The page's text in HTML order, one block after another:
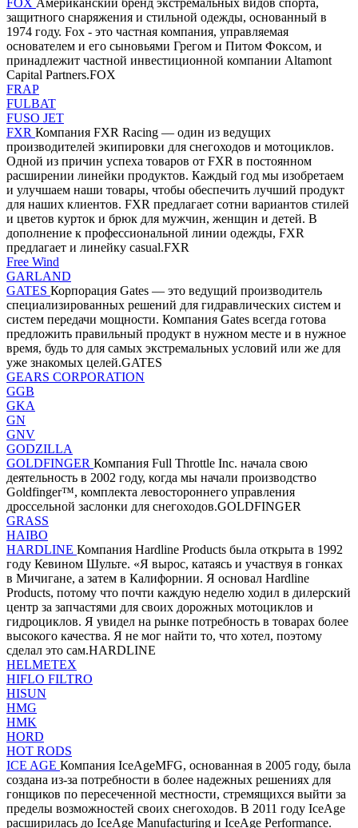
защитного снаряжения и стильной одежды, основанный в
1974 году. Fox - это частная компания, управляемая
основателем и его сыновьями Грегом и Питом Фоксом, и
принадлежит частной инвестиционной компании Altamont
Capital Partners.FOX
FRAP
FULBAT
FUSO JET
FXR Компания FXR Racing — один из ведущих
производителей экипировки для снегоходов и мотоциклов.
Одной из причин успеха товаров от FXR в постоянном
расширении линейки продуктов. Каждый год мы изобретаем
и улучшаем наши товары, чтобы обеспечить лучший продукт
для наших клиентов. FXR предлагает сотни вариантов стилей
и цветов курток и брюк для мужчин, женщин и детей. В
дополнение к профессиональной линии одежды, FXR
предлагает и линейку casual.FXR
Free Wind
GARLAND
GATES Корпорация Gates — это ведущий производитель
специализированных решений для гидравлических систем и
систем передачи мощности. Компания Gates всегда готова
предложить правильный продукт в нужном месте и в нужное
время, будь то для самых экстремальных условий или же для
уже знакомых целей.GATES
GEARS CORPORATION
GGB
GKA
GN
GNV
GODZILLA
GOLDFINGER Компания Full Throttle Inc. начала свою
деятельность в 2002 году, когда мы начали производство
Goldfinger™, комплекта левостороннего управления
дроссельной заслонки для снегоходов.GOLDFINGER
GRASS
HAIBO
HARDLINE Компания Hardline Products была открыта в 1992
году Кевином Шульте. «Я вырос, катаясь и участвуя в гонках
в Мичигане, а затем в Калифорнии. Я основал Hardline
Products, потому что почти каждую неделю ходил в дилерский
центр за запчастями для своих дорожных мотоциклов и
гидроциклов. Я увидел на рынке потребность в товарах более
высокого качества. Я не мог найти то, что хотел, поэтому
сделал это сам.HARDLINE
HELMETEX
HIFLO FILTRO
HISUN
HMG
HMK
HORD
HOT RODS
ICE AGE Компания IceAgeMFG, основанная в 2005 году, была
создана из-за потребности в более надежных решениях для
гонщиков по пересеченной местности, стремящихся выйти за
пределы возможностей своих снегоходов. В 2011 году IceAge
расширилась до IceAge Manufacturing и IceAge Performance.